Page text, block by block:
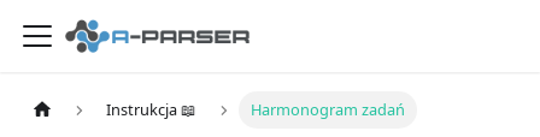
Instrukcja 📖 Harmonogram zadań